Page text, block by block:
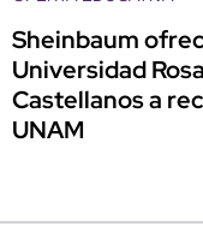
Sheinbaum
Universidad
Castellanos a
UNAM